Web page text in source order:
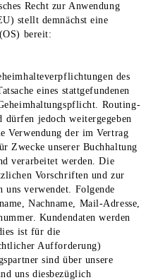
Recht zur Anwendung
stellt demnächst eine
bereit:
des
eines stattgefundenen
Routing-
dürfen jedoch weitergegeben
Verwendung der im Vertrag
Zwecke unserer Buchhaltung
verarbeitet werden. Die
Vorschriften und zur
uns verwendet. Folgende
Nachname, Mail-Adresse,
Kundendaten werden
ist für die
Aufforderung)
sind über unsere
uns diesbezüglich